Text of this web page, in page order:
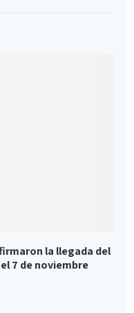
la llegada del
7 de noviembre